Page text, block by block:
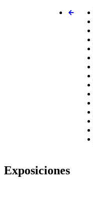
Exposiciones